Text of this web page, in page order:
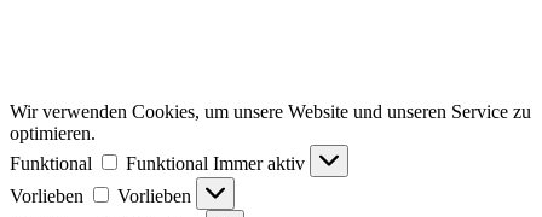
Wir verwenden Cookies, um unsere Website und unseren Service zu
optimieren.
Funktional
Funktional Immer aktiv
Vorlieben
Vorlieben